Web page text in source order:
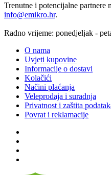
Trenutne i potencijalne partnere
info@emikro.hr.
Radno vrijeme: ponedjeljak -
O nama
Uvjeti kupovine
Informacije o dostavi
Kolačići
Načini plaćanja
Veleprodaja i suradnja
Privatnost i zaštita
Povrat i reklamacije